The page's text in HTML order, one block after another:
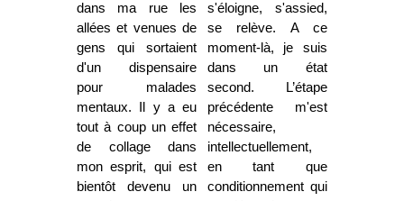
dans ma rue les
allées et venues de
gens qui sortaient
d'un dispensaire
pour malades
mentaux. Il y a eu
tout à coup un effet
de collage dans
mon esprit, qui est
bientôt devenu un
s'éloigne, s'assied,
se relève. A ce
moment-là, je suis
dans un état
second. L’étape
précédente m'est
nécessaire,
intellectuellement,
en tant que
conditionnement qui